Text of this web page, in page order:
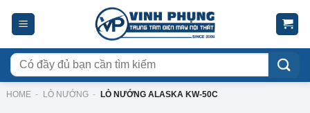
Tìm
kiếm:
HOME - LÒ NƯỚNG - LÒ NƯỚNG ALASKA KW-50C